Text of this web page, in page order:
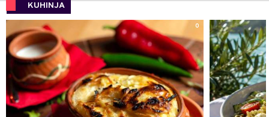
KUHINJA
0